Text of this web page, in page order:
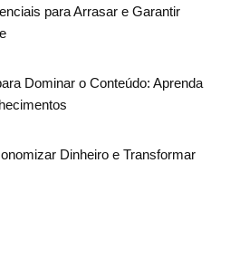
para Arrasar e Garantir
Dominar o Conteúdo: Aprenda
Dinheiro e Transformar